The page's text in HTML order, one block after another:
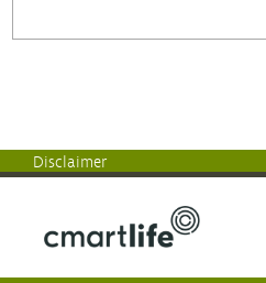
Disclaimer